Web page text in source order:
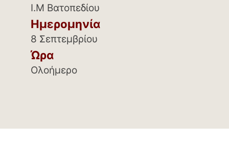
Ι.Μ Βατοπεδίου
Ημερομηνία
8 Σεπτεμβρίου
Ώρα
Ολοήμερο